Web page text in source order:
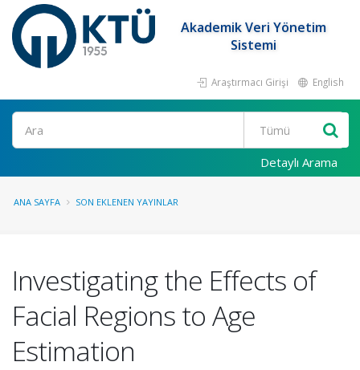
Akademik Veri Yönetim
Sistemi
Araştırmacı Girişi English
Ara
Detaylı Arama
ANA SAYFA SON EKLENEN YAYINLAR
Investigating the Effects of
Facial Regions to Age
Estimation